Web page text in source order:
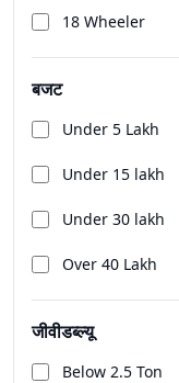
18 Wheeler
बजट
Under 5 Lakh
Under 15 lakh
Under 30 lakh
Over 40 Lakh
जीवीडब्ल्यू
Below 2.5 Ton